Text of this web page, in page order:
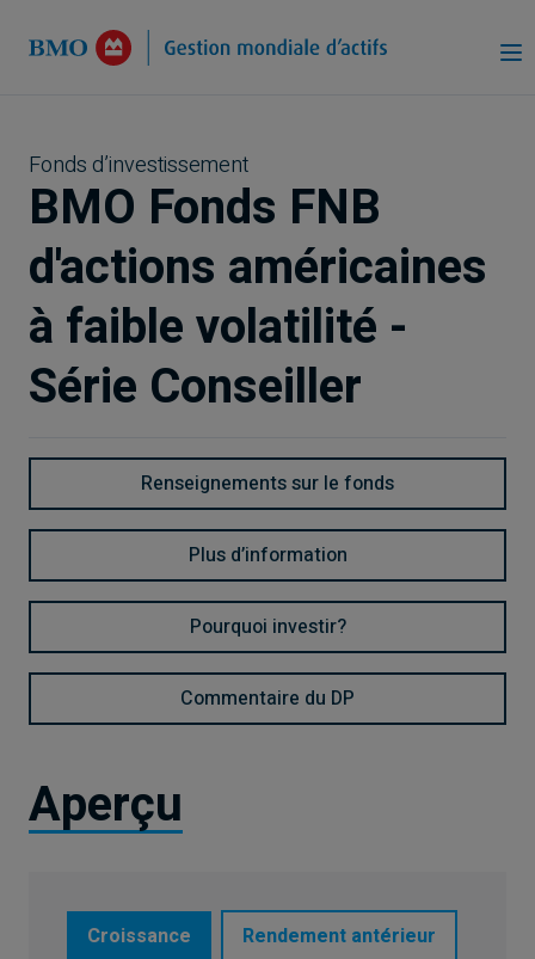
Fonds d’investissement
BMO Fonds FNB
d'actions américaines
à faible volatilité -
Série Conseiller
Renseignements sur le fonds
Plus d’information
Pourquoi investir?
Commentaire du DP
Aperçu
Croissance Rendement antérieur